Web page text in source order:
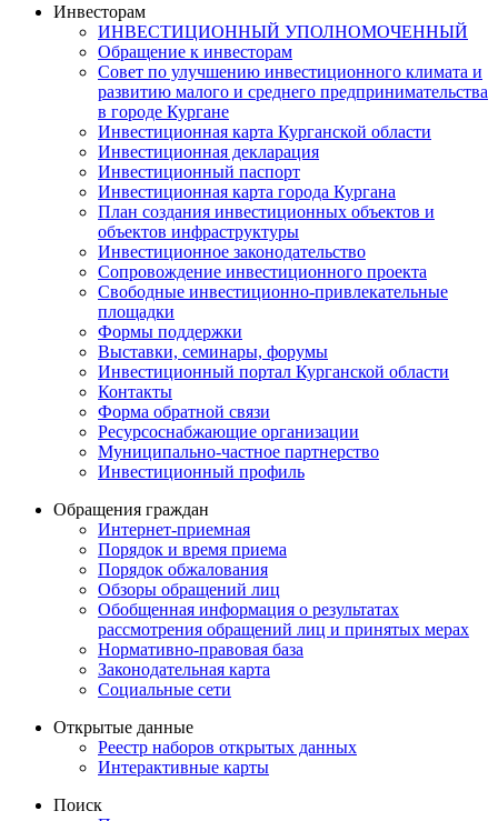
Инвесторам
ИНВЕСТИЦИОННЫЙ УПОЛНОМОЧЕННЫЙ
Обращение к инвесторам
Совет по улучшению инвестиционного климата и
развитию малого и среднего предпринимательства
в городе Кургане
Инвестиционная карта Курганской области
Инвестиционная декларация
Инвестиционный паспорт
Инвестиционная карта города Кургана
План создания инвестиционных объектов и
объектов инфраструктуры
Инвестиционное законодательство
Сопровождение инвестиционного проекта
Свободные инвестиционно-привлекательные
площадки
Формы поддержки
Выставки, семинары, форумы
Инвестиционный портал Курганской области
Контакты
Форма обратной связи
Ресурсоснабжающие организации
Муниципально-частное партнерство
Инвестиционный профиль
Обращения граждан
Интернет-приемная
Порядок и время приема
Порядок обжалования
Обзоры обращений лиц
Обобщенная информация о результатах
рассмотрения обращений лиц и принятых мерах
Нормативно-правовая база
Законодательная карта
Социальные сети
Открытые данные
Реестр наборов открытых данных
Интерактивные карты
Поиск